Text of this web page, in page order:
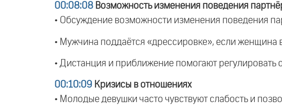
00:08:08 Возможность изменения поведения
• Обсуждение возможности изменения поведения
• Мужчина поддаётся «дрессировке», если женщина
• Дистанция и приближение помогают регулировать
00:10:09 Кризисы в отношениях
• Молодые девушки часто чувствуют слабость и